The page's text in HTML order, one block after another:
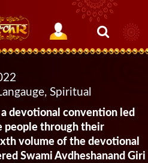
Spiritual
devotional convention led
people through their
volume of the devotional
Swami Avdheshanand Giri